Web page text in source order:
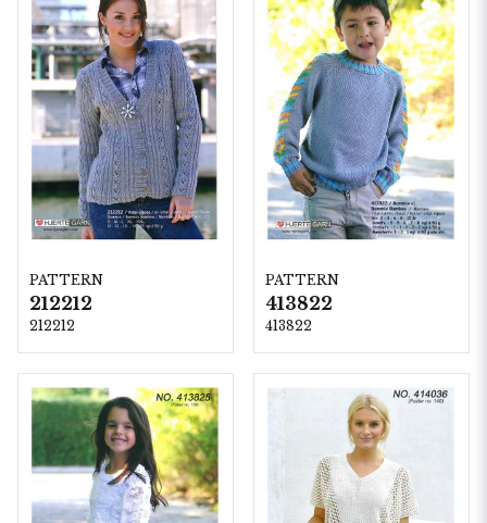
PATTERN
212212
212212
PATTERN
413822
413822